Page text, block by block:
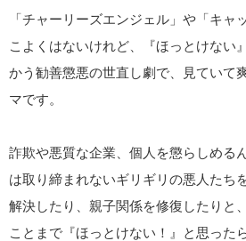
「チャーリーズエンジェル」や「キャ
こよくはないけれど、『ほっとけない
かう勧善懲悪の世直し劇で、見ていて
マです。
詐欺や悪質な企業、個人を懲らしめる
は取り締まれないギリギリの悪人たち
解決したり、親子関係を修復したりと
ことまで『ほっとけない！』と思った